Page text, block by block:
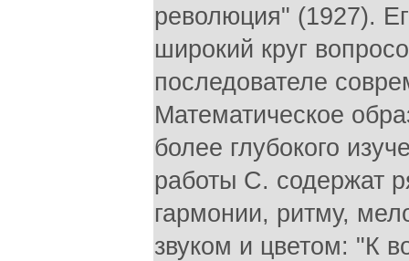
революция" (1927).
широкий круг
последователе
Математическое
более глубокого
работы С. содержат
гармонии, ритму,
звуком и цветом: "К